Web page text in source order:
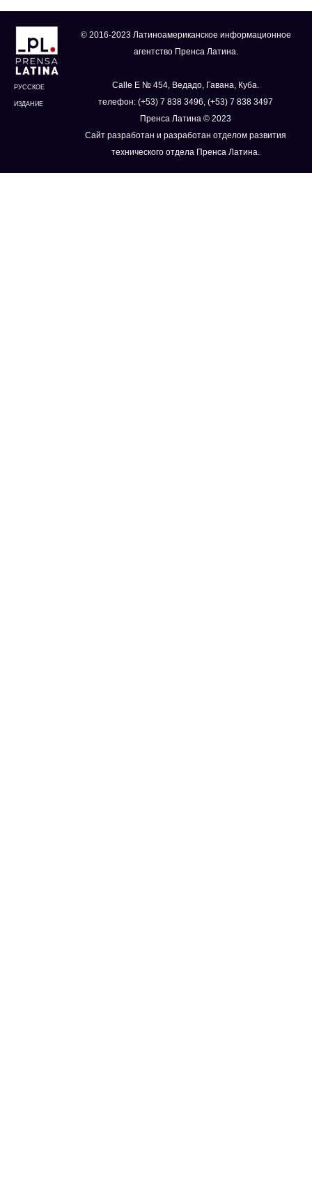
РУССКОЕ
ИЗДАНИЕ
© 2016-2023 Латиноамериканское информационное
агентство Пренса Латина.
Calle E № 454, Ведадо, Гавана, Куба.
телефон: (+53) 7 838 3496, (+53) 7 838 3497
Пренса Латина © 2023
Сайт разработан и разработан отделом развития
технического отдела Пренса Латина.